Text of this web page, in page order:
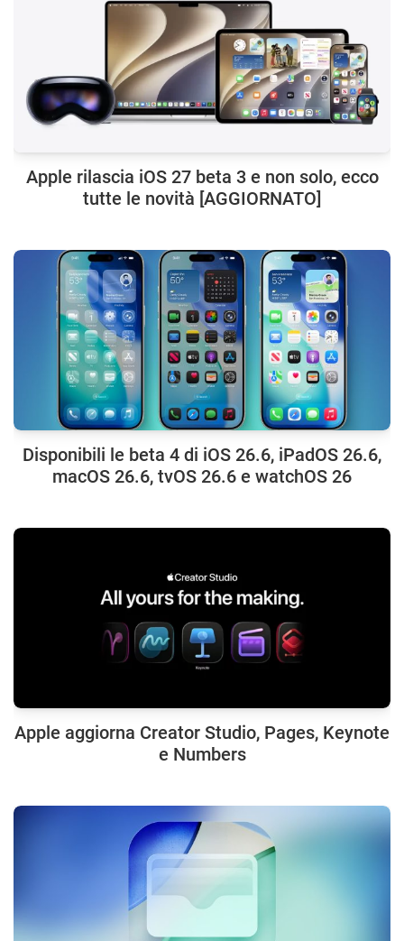
Apple rilascia iOS 27 beta 3 e non solo, ecco
tutte le novità [AGGIORNATO]
Disponibili le beta 4 di iOS 26.6, iPadOS 26.6,
macOS 26.6, tvOS 26.6 e watchOS 26
Apple aggiorna Creator Studio, Pages, Keynote
e Numbers